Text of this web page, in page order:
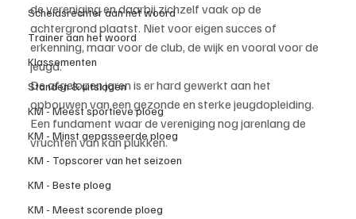
Scheidsrechter aan het woord
Trainer aan het woord
Klassementen
Standen & uitslagen
KM - Meest sportieve ploeg
KM - Minst gepasseerde ploeg
KM - Topscorer van het seizoen
KM - Beste ploeg
KM - Meest scorende ploeg
de vereniging en daarbij zichzelf vaak op de
achtergrond plaatst. Niet voor eigen succes of
erkenning, maar voor de club, de wijk en vooral voor de
jeugd.
De afgelopen jaren is er hard gewerkt aan het
opbouwen van een gezonde en sterke jeugdopleiding.
Een fundament waar de vereniging nog jarenlang de
vruchten van kan plukken.